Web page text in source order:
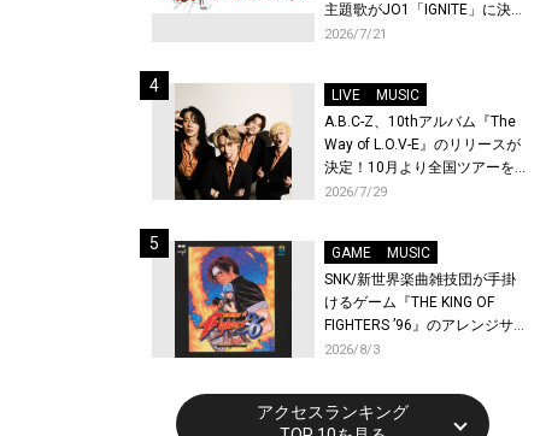
主題歌がJO1「IGNITE」に決
定！メンバー全員から喜びと
先行上映会を開催！
2026/7/21
LIVE
MUSIC
A.B.C-Z、10thアルバム『The
Way of L.O.V-E』のリリースが
決定！10月より全国ツアーを
開催！
2026/7/29
GAME
MUSIC
SNK/新世界楽曲雑技団が手掛
けるゲーム『THE KING OF
FIGHTERS ’96』のアレンジサ
ウンドトラックが配信開始！
2026/8/3
アクセスランキング